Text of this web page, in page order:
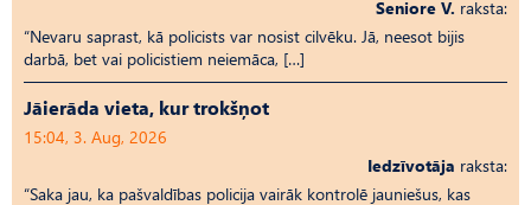
Seniore V. raksta:
“Nevaru saprast, kā policists var nosist cilvēku. Jā, neesot bijis
darbā, bet vai policistiem neiemāca, […]
Jāierāda vieta, kur trokšņot
15:04, 3. Aug, 2026
Iedzīvotāja raksta:
“Saka jau, ka pašvaldības policija vairāk kontrolē jauniešus, kas